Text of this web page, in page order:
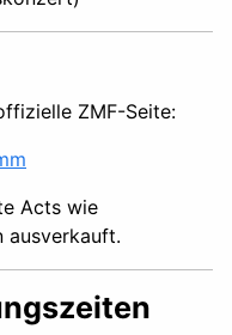
ZMF-Seite:
Acts wie
ausverkauft.